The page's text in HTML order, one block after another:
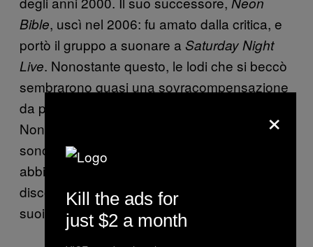
Bible, uscì nel 2006: fu amato dalla critica, e
portò il gruppo a suonare a Saturday Night
Live. Nonostante questo, le lodi che si beccò
sembrarono quasi una sovracompensazione
da parte di chi era arrivato tardi a
Nonostante questo, gli Arcade Fire non si
sono più guardati indietro, e il fatto che non
abbiano perso il loro ruolo dimostra che un
disco di grande successo può aiutare molto i
suoi successori, se gestito abilmente.
×
Kill the ads for
just $2 a month